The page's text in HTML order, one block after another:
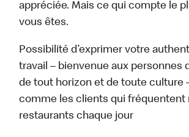
appréciée. Mais ce qui compte le
vous êtes.
Possibilité d’exprimer votre
travail – bienvenue aux personnes
de tout horizon et de toute culture
comme les clients qui fréquentent
restaurants chaque jour